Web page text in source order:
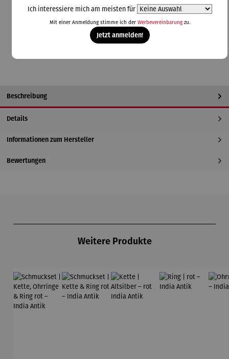
Lieferzeit: 2-3 Tage
In den Warenkorb
Beschreibung
Details
Informationen zum Hersteller
Bewertungen
Weitere Produkte
Ich interessiere mich am meisten für
Mit einer Anmeldung stimme ich der Werbevereinbarungzu.
Jetzt anmelden!